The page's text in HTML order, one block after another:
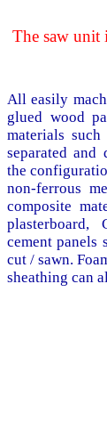
The saw unit
All easily
glued wood
materials
separated
the
non-ferrous
composite
plasterboard,
cement panels
cut / sawn.
sheathing can